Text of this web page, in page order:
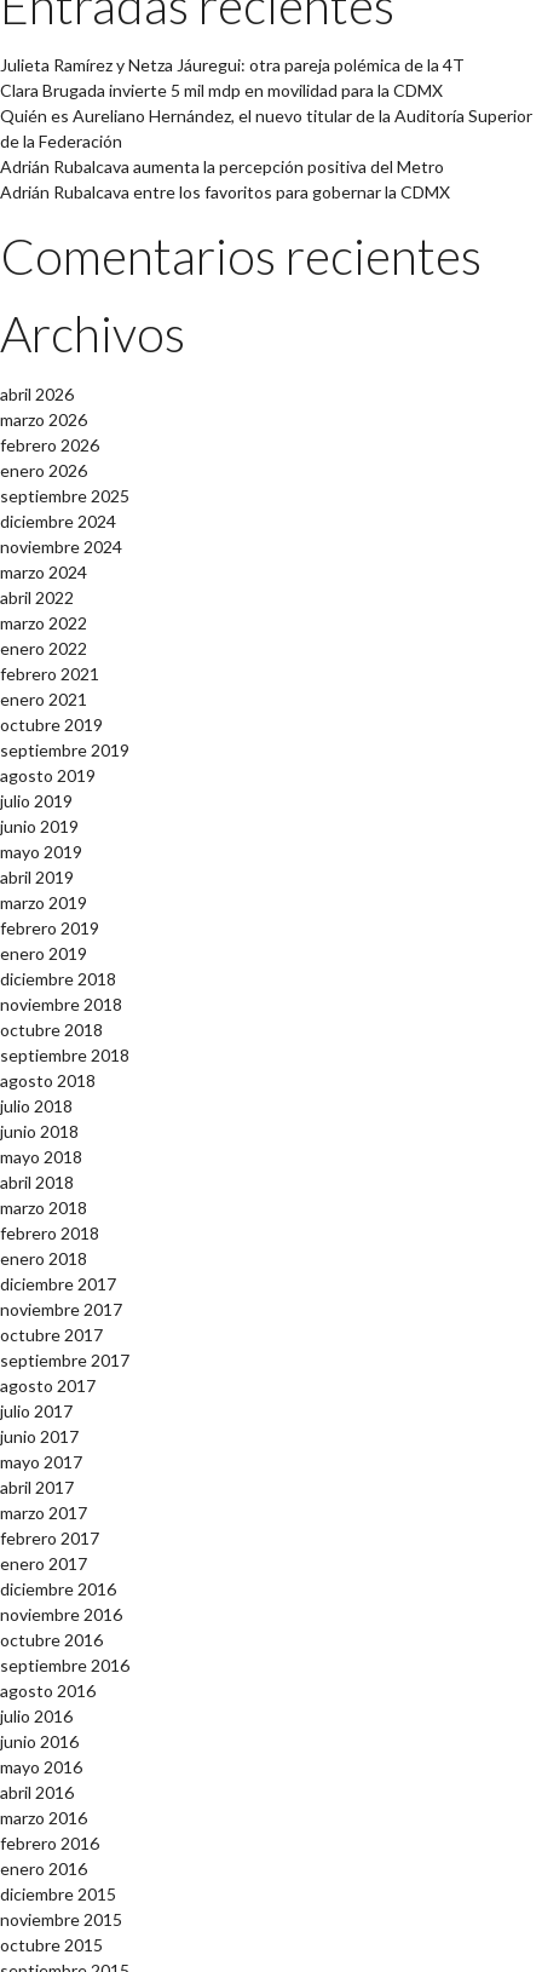
Julieta Ramírez y Netza Jáuregui: otra pareja polémica de la 4T
Clara Brugada invierte 5 mil mdp en movilidad para la CDMX
Quién es Aureliano Hernández, el nuevo titular de la Auditoría Superior
de la Federación
Adrián Rubalcava aumenta la percepción positiva del Metro
Adrián Rubalcava entre los favoritos para gobernar la CDMX
Comentarios recientes
Archivos
abril 2026
marzo 2026
febrero 2026
enero 2026
septiembre 2025
diciembre 2024
noviembre 2024
marzo 2024
abril 2022
marzo 2022
enero 2022
febrero 2021
enero 2021
octubre 2019
septiembre 2019
agosto 2019
julio 2019
junio 2019
mayo 2019
abril 2019
marzo 2019
febrero 2019
enero 2019
diciembre 2018
noviembre 2018
octubre 2018
septiembre 2018
agosto 2018
julio 2018
junio 2018
mayo 2018
abril 2018
marzo 2018
febrero 2018
enero 2018
diciembre 2017
noviembre 2017
octubre 2017
septiembre 2017
agosto 2017
julio 2017
junio 2017
mayo 2017
abril 2017
marzo 2017
febrero 2017
enero 2017
diciembre 2016
noviembre 2016
octubre 2016
septiembre 2016
agosto 2016
julio 2016
junio 2016
mayo 2016
abril 2016
marzo 2016
febrero 2016
enero 2016
diciembre 2015
noviembre 2015
octubre 2015